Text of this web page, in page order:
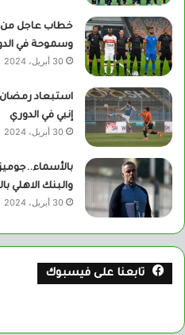
خطاب عاجل من
وسموحة في
30 أبريل، 2024
استبعاد رمضان
إنبي في الدوري
30 أبريل، 2024
والبنك الاهلي
30 أبريل، 2024
تابعنا على فيسبوك